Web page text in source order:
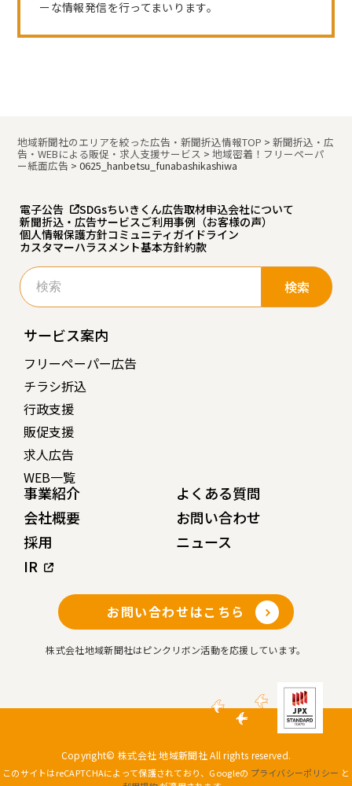
ーな情報発信を行ってまいります。
地域新聞社のエリアを絞った広告・新聞折込情報TOP >新聞折込・広
告・WEBによる販促・求人支援サービス >地域密着！フリーペーパ
ー紙面広告 >0625_hanbetsu_funabashikashiwa
電子公告 SDGsちいきくん広告取材申込会社について
新聞折込・広告サービスご利用事例（お客様の声）
個人情報保護方針コミュニティガイドライン
カスタマーハラスメント基本方針約款
検
索:
サービス案内
フリーペーパー広告
チラシ折込
行政支援
販促支援
求人広告
WEB一覧
事業紹介
会社概要
採用
IR
よくある質問
お問い合わせ
ニュース
お問い合わせはこちら
株式会社地域新聞社はピンクリボン活動を応援しています。
Copyright© 株式会社 地域新聞社 All rights reserved.
このサイトはreCAPTCHAによって保護されており、Googleの プライバシーポリシー と